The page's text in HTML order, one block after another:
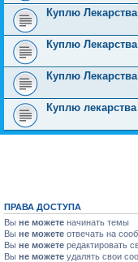
Куплю
Куплю
Куплю
Куплю
ПРАВА ДОСТУПА
Вы не можете начинать темы
Вы не можете отвечать на
Вы не можете редактировать
Вы не можете удалять свои